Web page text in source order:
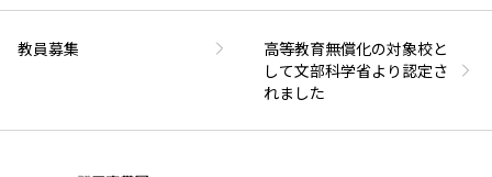
教員募集
高等教育無償化の対象校と
して文部科学省より認定さ
れました